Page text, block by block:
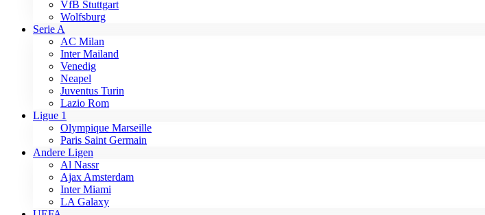
VfB Stuttgart
Wolfsburg
Serie A
AC Milan
Inter Mailand
Venedig
Neapel
Juventus Turin
Lazio Rom
Ligue 1
Olympique Marseille
Paris Saint Germain
Andere Ligen
Al Nassr
Ajax Amsterdam
Inter Miami
LA Galaxy